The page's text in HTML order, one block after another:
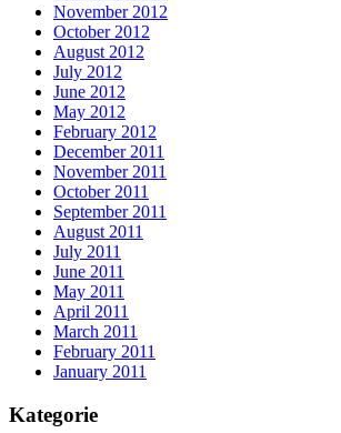
November 2012
October 2012
August 2012
July 2012
June 2012
May 2012
February 2012
December 2011
November 2011
October 2011
September 2011
August 2011
July 2011
June 2011
May 2011
April 2011
March 2011
February 2011
January 2011
Kategorie